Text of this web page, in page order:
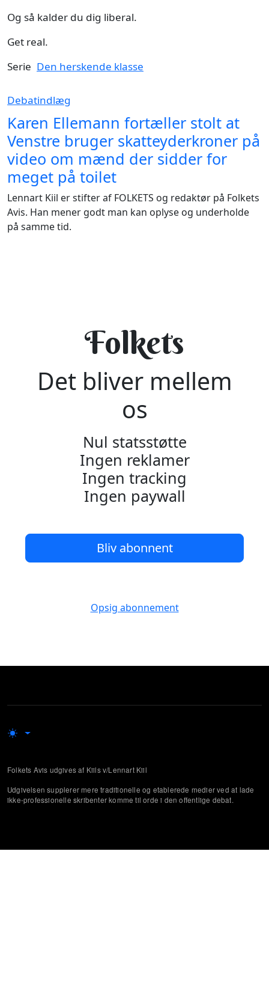
Og så kalder du dig liberal.
Get real.
Serie Den herskende klasse
Debatindlæg
Karen Ellemann fortæller stolt at
Venstre bruger skatteyderkroner på
video om mænd der sidder for
meget på toilet
Lennart Kiil er stifter af FOLKETS og redaktør på Folkets
Avis. Han mener godt man kan oplyse og underholde
på samme tid.
Folkets
Det bliver mellem
os
Nul statsstøtte
Ingen reklamer
Ingen tracking
Ingen paywall
Bliv abonnent
Opsig abonnement
Folkets Avis udgives af Kiils v/Lennart Kiil
Udgivelsen supplerer mere traditionelle og etablerede medier ved at lade
ikke-professionelle skribenter komme til orde i den offentlige debat.